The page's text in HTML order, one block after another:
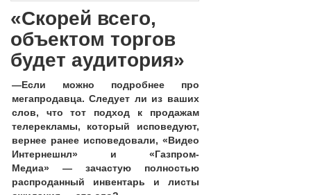
«Скорей всего,
объектом торгов
будет аудитория»
—Если можно подробнее про
мегапродавца. Следует ли из ваших
слов, что тот подход к продажам
телерекламы, который исповедуют,
вернее ранее исповедовали, «Видео
Интернешнл» и «Газпром-
Медиа»
—
зачастую полностью
распроданный инвентарь и листы